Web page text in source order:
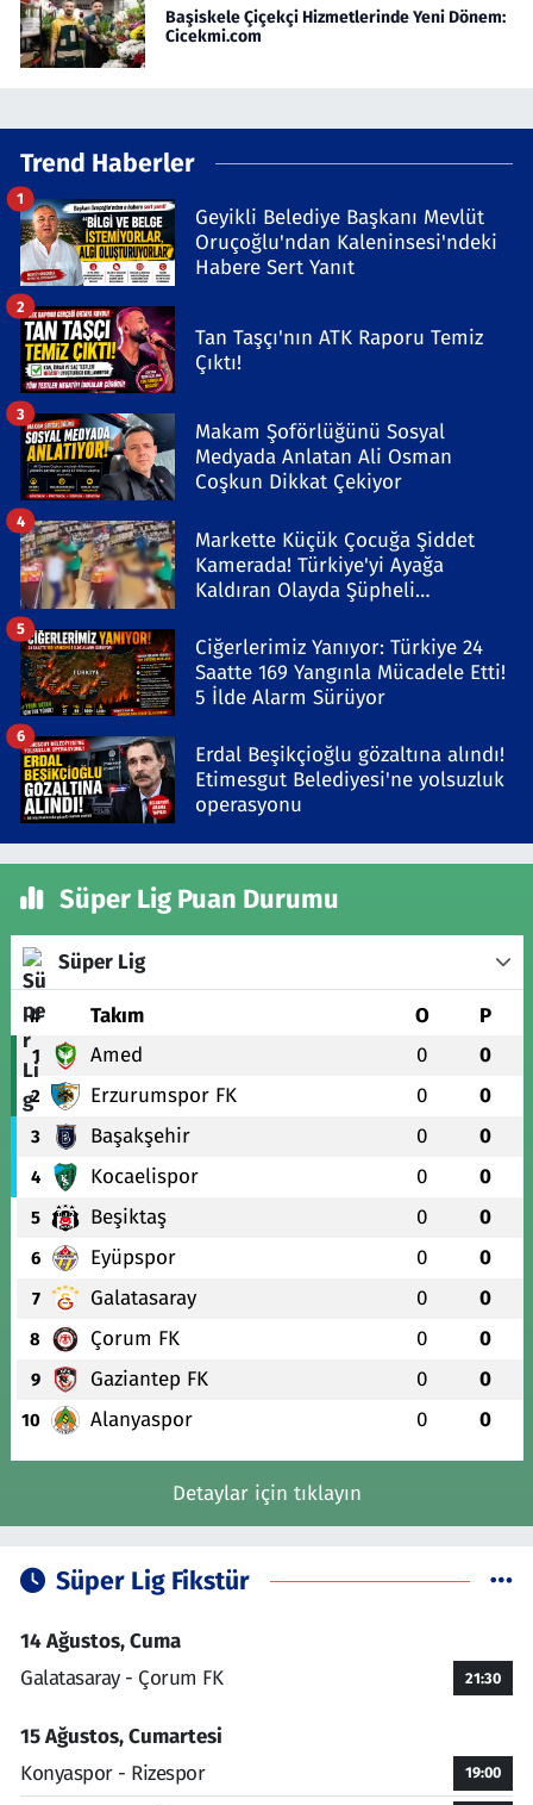
Başiskele Çiçekçi Hizmetlerinde Yeni Dönem:
Cicekmi.com
Trend Haberler
Geyikli Belediye Başkanı Mevlüt
Oruçoğlu'ndan Kaleninsesi'ndeki
Habere Sert Yanıt
1
Tan Taşçı'nın ATK Raporu Temiz
Çıktı!
2
Makam Şoförlüğünü Sosyal
Medyada Anlatan Ali Osman
Coşkun Dikkat Çekiyor
3
Markette Küçük Çocuğa Şiddet
Kamerada! Türkiye'yi Ayağa
Kaldıran Olayda Şüpheli
4
Ciğerlerimiz Yanıyor: Türkiye 24
Saatte 169 Yangınla Mücadele Etti!
5 İlde Alarm Sürüyor
5
Erdal Beşikçioğlu gözaltına alındı!
Etimesgut Belediyesi'ne yolsuzluk
operasyonu
6
Süper Lig Puan Durumu
Süper Lig
# Takım O P
1 Amed 0 0
2 Erzurumspor FK 0 0
3 Başakşehir 0 0
4 Kocaelispor 0 0
5 Beşiktaş 0 0
6 Eyüpspor 0 0
7 Galatasaray 0 0
8 Çorum FK 0 0
9 Gaziantep FK 0 0
10 Alanyaspor 0 0
Detaylar için tıklayın
Süper Lig Fikstür
14 Ağustos, Cuma
Galatasaray - Çorum FK
21:30
15 Ağustos, Cumartesi
Konyaspor - Rizespor
19:00